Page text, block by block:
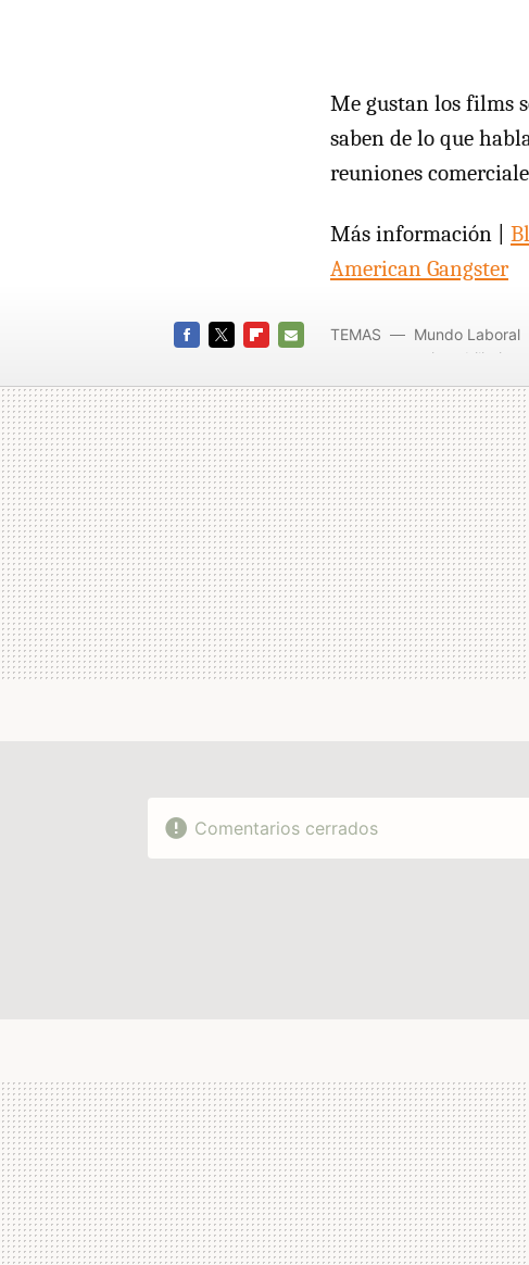
Me gustan los films
saben de lo que
reuniones
Más información |
American Gangster
MAIL
TEMAS Mundo Laboral
inmobiliarias
Comentarios cerrados